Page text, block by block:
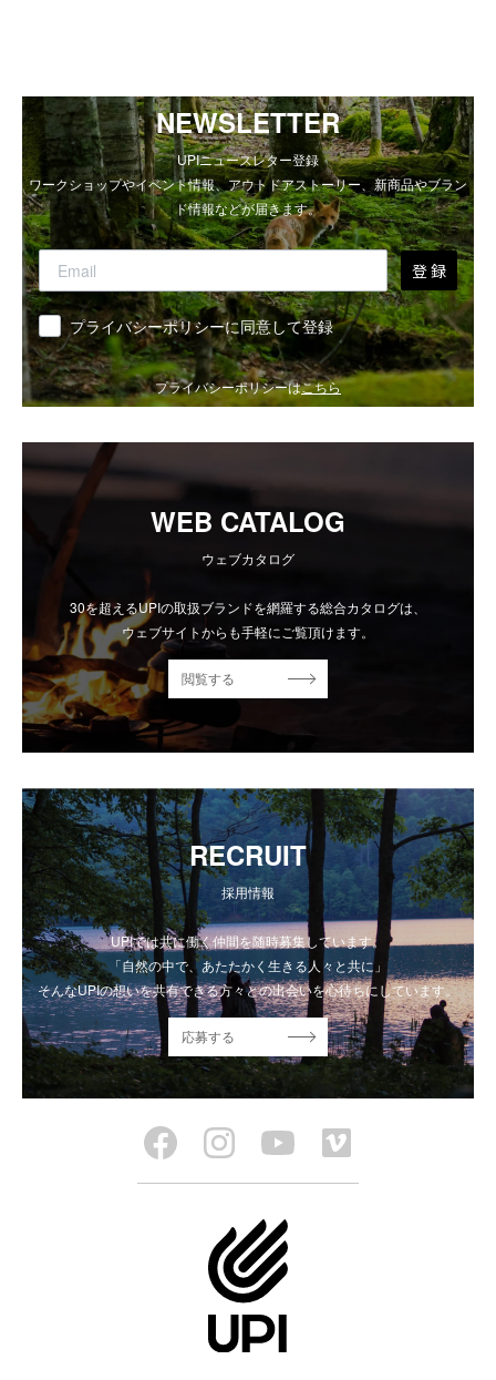
NEWSLETTER
UPIニュースレター登録
ワークショップやイベント情報、アウトドアストーリー、新商品やブラン
ド情報などが届きます。
登 録
同意 プライバシーポリシーに同意して登録
プライバシーポリシーはこちら
WEB CATALOG
ウェブカタログ
30を超えるUPIの取扱ブランドを網羅する総合カタログは、
ウェブサイトからも手軽にご覧頂けます。
閲覧する
RECRUIT
採用情報
UPIでは共に働く仲間を随時募集しています。
「自然の中で、あたたかく生きる人々と共に」
そんなUPIの想いを共有できる方々との出会いを心待ちにしています。
応募する